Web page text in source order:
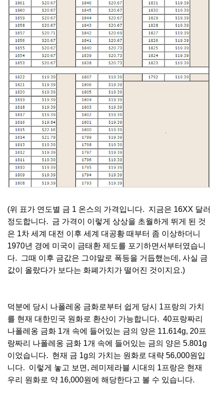
(위 표가 연도별 금 1 온스의 가격입니다. 지금은 16XX 달러
정도합니다. 금 가격이 이렇게 상상을 초월하게 뛰게 된 것
은 1차 세계 대전 이후 세계 대공황 때부터 좀 이상하더니
1970년 경에 미국이 금태환 제도를 포기하면서부터였습니
다. 그때 이후 금값은 그야말로 폭등을 거듭했는데, 사실 금
값이 올랐다가 보다는 화폐가치가 떨어진 것이지요.)
덕분에 당시 나폴레옹 금화로부터 쉽게 당시 1프랑의 가치
를 현재 대한민국 원화로 환산이 가능합니다. 40프랑짜리
나폴레옹 금화 1개 속에 들어있는 금의 양은 11.614g, 20프
랑짜리 나폴레옹 금화 1개 속에 들어있는 금의 양은 5.801g
이었습니다. 현재 금 1g의 가치는 원화로 대략 56,000원입
니다. 이렇게 놓고 보면, 레미제라블 시대의 1프랑은 현재
우리 원화로 약 16,000원에 해당한다고 볼 수 있습니다.